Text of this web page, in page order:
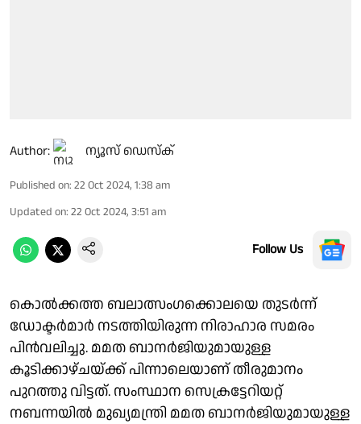
Author: ന്യൂസ് ഡെസ്ക്
Published on: 22 Oct 2024, 1:38 am
Updated on: 22 Oct 2024, 3:51 am
Follow Us
കൊൽക്കത്ത ബലാത്സംഗക്കൊലയെ തുടർന്ന്
ഡോക്ടർമാർ നടത്തിയിരുന്ന നിരാഹാര സമരം
പിൻവലിച്ചു. മമത ബാനർജിയുമായുള്ള
കൂടിക്കാഴ്‌ചയ്ക്ക് പിന്നാലെയാണ് തീരുമാനം
പുറത്തു വിട്ടത്. സംസ്ഥാന സെക്രട്ടേറിയറ്റ്
നബന്നയിൽ മുഖ്യമന്ത്രി മമത ബാനർജിയുമായുള്ള